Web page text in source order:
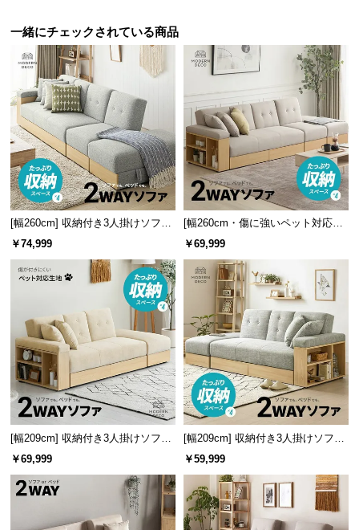
つ
い
て
客
様
サ
ポ
ー
ト
ブ
グ
一緒にチェックされている商品
[幅260cm] 収納付き3人掛けソファ
メランジファブリックタイプ
￥74,999
[幅260cm・傷に強いペット対応生
地も] 収納付き3人掛け多機能ソフ
￥69,999
[幅209cm] 収納付き3人掛けソファ
傷に強いペット対応生地タイプ
￥69,999
[幅209cm] 収納付き3人掛けソファ
メランジファブリックタイプ
￥59,999